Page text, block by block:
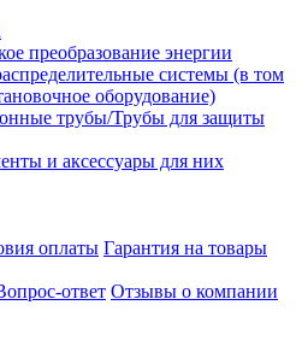
преобразование энергии
системы (в том
оборудование)
трубы/Трубы для защиты
и аксессуары для них
оплаты Гарантия на товары
ответ Отзывы о компании